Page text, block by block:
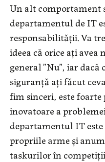
Un alt comportament
departamentul de IT
responsabilității. Va
ideea că orice ați avea
general ”Nu”, iar dacă
siguranță ați făcut
fim sinceri, este foarte
inovatoare a
departamentul IT este
propriile arme și
taskurilor în